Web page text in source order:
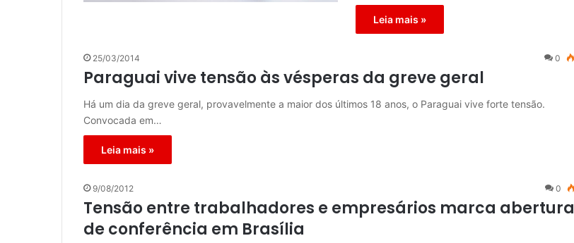
Leia mais »
25/03/2014 0
Paraguai vive tensão às vésperas da greve geral
Há um dia da greve geral, provavelmente a maior dos últimos 18 anos, o Paraguai vive forte tensão.
Convocada em…
Leia mais »
9/08/2012 0
Tensão entre trabalhadores e empresários marca abertura
de conferência em Brasília